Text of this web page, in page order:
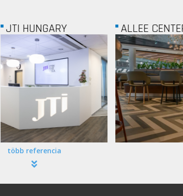
JTI HUNGARY ALLEE CENTER...
több referencia